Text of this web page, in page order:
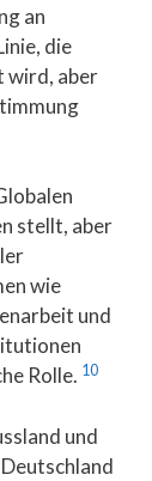
an
die
wird, aber
stellt, aber
wie
und
Rolle. 10
und